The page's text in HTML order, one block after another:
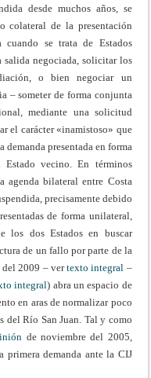
desde muchos años, se
colateral de la presentación
se trata de Estados
salida negociada, solicitar los
o bien negociar un
– someter de forma conjunta
mediante una solicitud
el carácter «inamistoso» que
demanda presentada en forma
vecino. En términos
agenda bilateral entre Costa
precisamente debido
de forma unilateral,
los dos Estados en buscar
de un fallo por parte de la
del 2009 – vertexto integral –
integral) abra un espacio de
en aras de normalizar poco
del Río San Juan. Tal y como
de noviembre del 2005,
demanda ante la CIJ